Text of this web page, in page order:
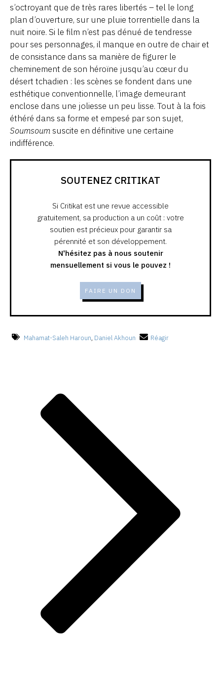
s’octroyant que de très rares libertés – tel le long
plan d’ouverture, sur une pluie torrentielle dans la
nuit noire. Si le film n’est pas dénué de tendresse
pour ses personnages, il manque en outre de chair et
de consistance dans sa manière de figurer le
cheminement de son héroïne jusqu’au cœur du
désert tchadien : les scènes se fondent dans une
esthétique conventionnelle, l’image demeurant
enclose dans une joliesse un peu lisse. Tout à la fois
éthéré dans sa forme et empesé par son sujet,
Soumsoumsuscite en définitive une certaine
indifférence.
SOUTENEZ CRITIKAT
Si Critikat est une revue accessible
gratuitement, sa production a un coût : votre
soutien est précieux pour garantir sa
pérennité et son développement.
N'hésitez pas à nous soutenir
mensuellement si vous le pouvez !
FAIRE UN DON
Mahamat-Saleh Haroun, Daniel Akhoun Réagir